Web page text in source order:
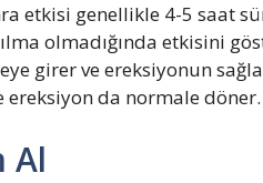
etkisi genellikle 4-5 saat
olmadığında etkisini
girer ve ereksiyonun
da normale döner.
Al